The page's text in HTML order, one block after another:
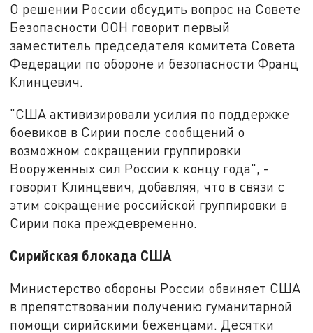
О решении России обсудить вопрос на Совете
Безопасности ООН говорит первый
заместитель председателя комитета Совета
Федерации по обороне и безопасности Франц
Клинцевич.
"США активизировали усилия по поддержке
боевиков в Сирии после сообщений о
возможном сокращении группировки
Вооруженных сил России к концу года", -
говорит Клинцевич, добавляя, что в связи с
этим сокращение российской группировки в
Сирии пока преждевременно.
Сирийская блокада США
Министерство обороны России обвиняет США
в препятствовании получению гуманитарной
помощи сирийскими беженцами. Десятки